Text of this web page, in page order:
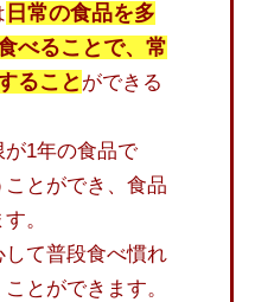
日常の食品を多
べることで、常
ること ができる
1年の食品で
とができ、食品
。
して普段食べ慣れ
とができます。